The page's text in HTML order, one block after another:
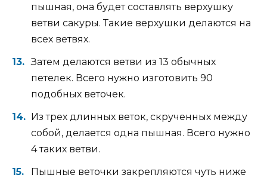
пышная, она будет составлять верхушку
ветви сакуры. Такие верхушки делаются на
всех ветвях.
Затем делаются ветви из 13 обычных
петелек. Всего нужно изготовить 90
подобных веточек.
Из трех длинных веток, скрученных между
собой, делается одна пышная. Всего нужно
4 таких ветви.
Пышные веточки закрепляются чуть ниже